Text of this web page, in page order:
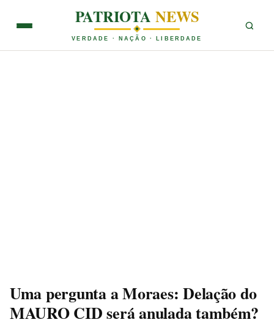
PATRIOTANEWS
VERDADE · NAÇÃO · LIBERDADE
Uma pergunta a Moraes: Delação do
MAURO CID será anulada também?